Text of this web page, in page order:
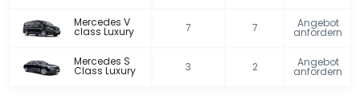
Mercedes V
class Luxury 7 7 Angebot
anfordern
Mercedes S
Class Luxury 3 2 Angebot
anfordern